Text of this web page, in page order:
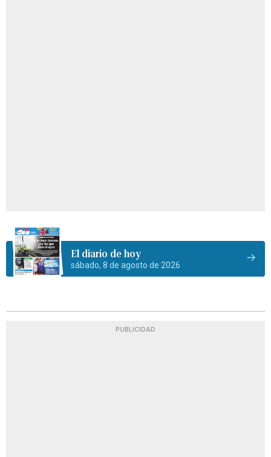
El diario de hoy
sábado, 8 de agosto de 2026
PUBLICIDAD